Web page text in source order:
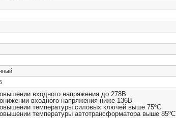
входного напряжения до 278В
входного напряжения ниже 136В
температуры силовых ключей выше 75ºС
температуры автотрансформатора выше 85ºС